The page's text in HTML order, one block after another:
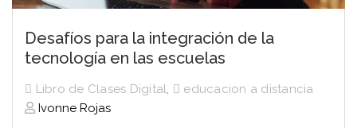
Desafíos para la integración de la
tecnología en las escuelas
Libro de Clases Digital,
educacion a distancia
Ivonne Rojas